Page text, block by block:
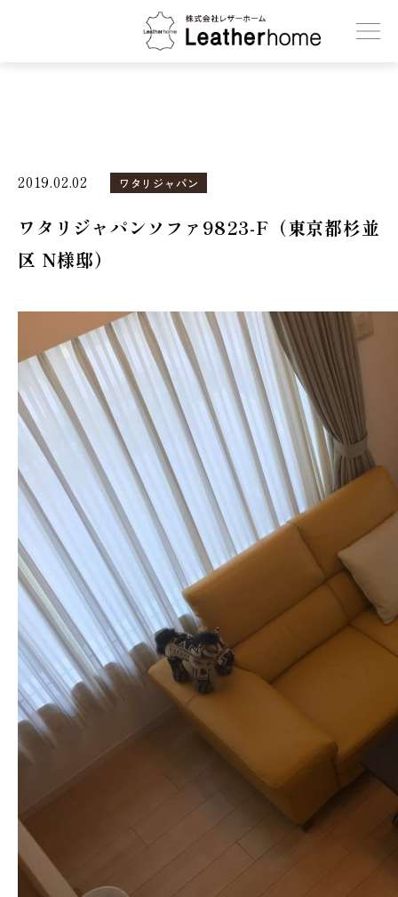
株式会社レザーホーム
2019.02.02 ワタリジャパン
ワタリジャパンソファ9823-F（東京都杉並
区 N様邸）